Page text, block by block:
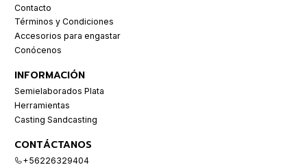
Contacto
Términos y Condiciones
Accesorios para engastar
Conócenos
INFORMACIÓN
Semielaborados Plata
Herramientas
Casting Sandcasting
CONTÁCTANOS
+56226329404